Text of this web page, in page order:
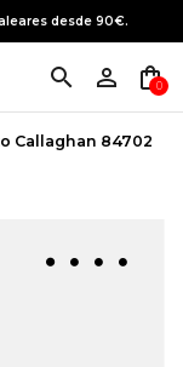
desde 90€.
search person_outline shopping_bag
0
Callaghan 84702